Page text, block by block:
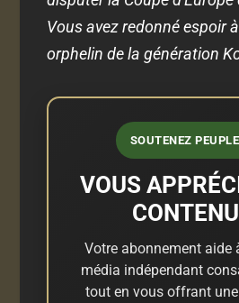
Vous avez redonné espoir
orphelin de la génération
SOUTENEZ
VOUS
Votre abonnement aide
média indépendant
tout en vous offrant